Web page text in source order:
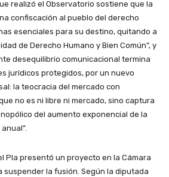
realizó el Observatorio sostiene que la
confiscación al pueblo del derecho
esenciales para su destino, quitando a
de Derecho Humano y Bien Común”, y
desequilibrio comunicacional termina
jurídicos protegidos, por un nuevo
la teocracia del mercado con
no es ni libre ni mercado, sino captura
del aumento exponencial de la
Pla presentó un proyecto en la Cámara
suspender la fusión. Según la diputada